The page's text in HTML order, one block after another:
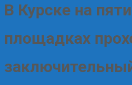
В Курске на пяти
площадках